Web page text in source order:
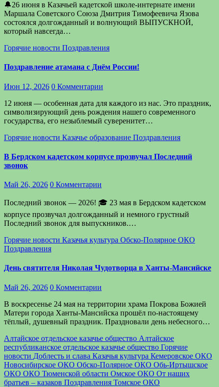
🔔26 июня в Казачьей кадетской школе-интернате имени
Маршала Советского Союза Дмитрия Тимофеевича Язова
состоялся долгожданный и волнующий ВЫПУСКНОЙ,
который навсегда…
Горячие новости Поздравления
Поздравление атамана с Днём России!
Июн 12, 2026 0 Комментарии
12 июня — особенная дата для каждого из нас. Это праздник,
символизирующий день рождения нашего современного
государства, его незыблемый суверенитет…
Горячие новости Казачье образование Поздравления
В Бердском кадетском корпусе прозвучал Последний
звонок
Май 26, 2026 0 Комментарии
Последний звонок — 2026! 🎓 23 мая в Бердском кадетском
корпусе прозвучал долгожданный и немного грустный
Последний звонок для выпускников.…
Горячие новости Казачья культура Обско-Полярное ОКО
Поздравления
День святителя Николая Чудотворца в Ханты-Мансийске
Май 26, 2026 0 Комментарии
В воскресенье 24 мая на территории храма Покрова Божией
Матери города Ханты-Мансийска прошёл по-настоящему
тёплый, душевный праздник. Праздновали день небесного…
Алтайское отдельское казачье общество Алтайское
республиканское отдельское казачье общество Горячие
новости Доблесть и слава Казачья культура Кемеровское ОКО
Новосибирское ОКО Обско-Полярное ОКО Обь-Иртышское
ОКО ОКО Тюменской области Омское ОКО От наших
братьев – казаков Поздравления Томское ОКО